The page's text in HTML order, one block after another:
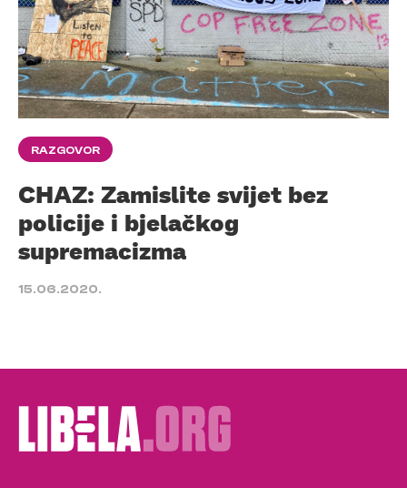
RAZGOVOR
CHAZ: Zamislite svijet bez
policije i bjelačkog
supremacizma
15.06.2020.